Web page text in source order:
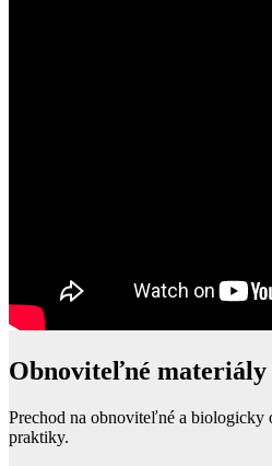
Obnoviteľné
Prechod na obnoviteľné a biologicky
praktiky.